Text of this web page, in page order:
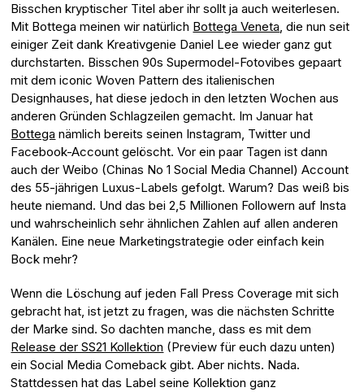
Bisschen kryptischer Titel aber ihr sollt ja auch weiterlesen.
Mit Bottega meinen wir natürlich Bottega Veneta, die nun seit
einiger Zeit dank Kreativgenie Daniel Lee wieder ganz gut
durchstarten. Bisschen 90s Supermodel-Fotovibes gepaart
mit dem iconic Woven Pattern des italienischen
Designhauses, hat diese jedoch in den letzten Wochen aus
anderen Gründen Schlagzeilen gemacht. Im Januar hat
Bottega nämlich bereits seinen Instagram, Twitter und
Facebook-Account gelöscht. Vor ein paar Tagen ist dann
auch der Weibo (Chinas No 1 Social Media Channel) Account
des 55-jährigen Luxus-Labels gefolgt. Warum? Das weiß bis
heute niemand. Und das bei 2,5 Millionen Followern auf Insta
und wahrscheinlich sehr ähnlichen Zahlen auf allen anderen
Kanälen. Eine neue Marketingstrategie oder einfach kein
Bock mehr?
Wenn die Löschung auf jeden Fall Press Coverage mit sich
gebracht hat, ist jetzt zu fragen, was die nächsten Schritte
der Marke sind. So dachten manche, dass es mit dem
Release der SS21 Kollektion (Preview für euch dazu unten)
ein Social Media Comeback gibt. Aber nichts. Nada.
Stattdessen hat das Label seine Kollektion ganz